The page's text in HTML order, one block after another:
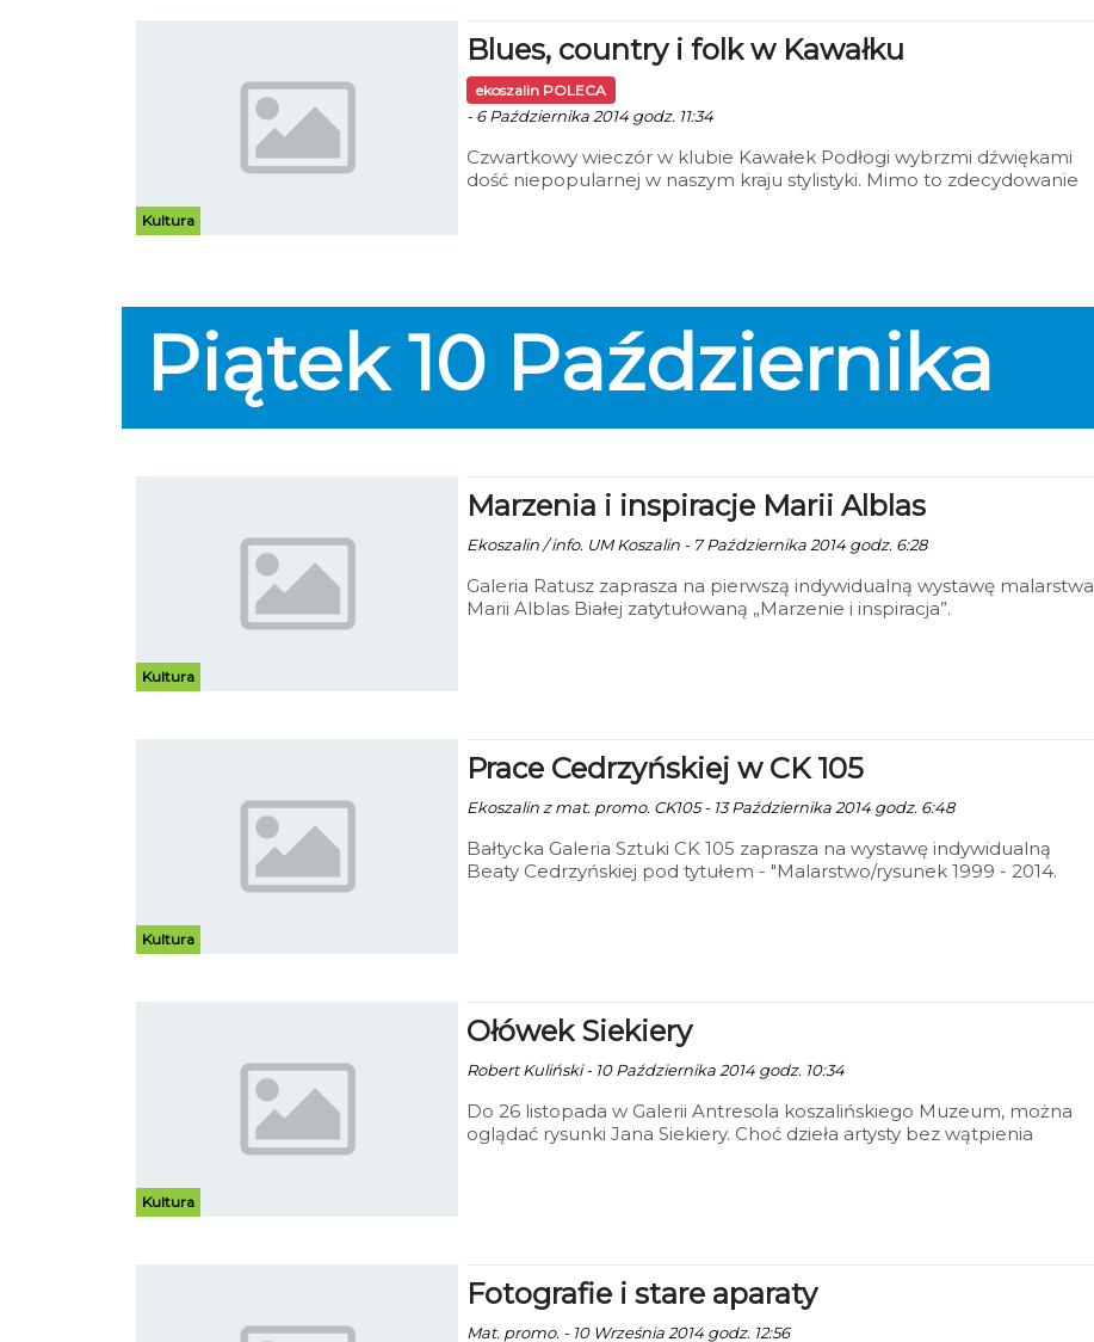
Kultura
Blues, country i folk w Kawałku
ekoszalin POLECA
- 6 Października 2014 godz. 11:34
Czwartkowy wieczór w klubie Kawałek Podłogi wybrzmi dźwiękami
dość niepopularnej w naszym kraju stylistyki. Mimo to zdecydowanie
Piątek 10 Października
Kultura
Marzenia i inspiracje Marii Alblas
Ekoszalin / info. UM Koszalin - 7 Października 2014 godz. 6:28
Galeria Ratusz zaprasza na pierwszą indywidualną wystawę malarstwa
Marii Alblas Białej zatytułowaną „Marzenie i inspiracja”.
Kultura
Prace Cedrzyńskiej w CK 105
Ekoszalin z mat. promo. CK105 - 13 Października 2014 godz. 6:48
Bałtycka Galeria Sztuki CK 105 zaprasza na wystawę indywidualną
Beaty Cedrzyńskiej pod tytułem - "Malarstwo/rysunek 1999 - 2014.
Kultura
Ołówek Siekiery
Robert Kuliński - 10 Października 2014 godz. 10:34
Do 26 listopada w Galerii Antresola koszalińskiego Muzeum, można
oglądać rysunki Jana Siekiery. Choć dzieła artysty bez wątpienia
Fotografie i stare aparaty
Mat. promo. - 10 Września 2014 godz. 12:56